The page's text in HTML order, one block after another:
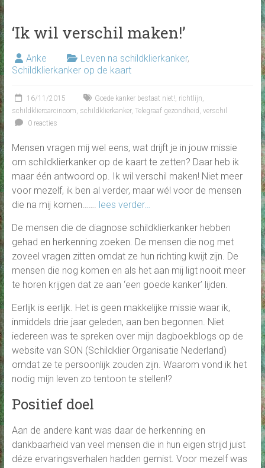
‘Ik wil verschil maken!’
Anke Leven na schildklierkanker,
Schildklierkanker op de kaart
16/11/2015 Goede kanker bestaat niet! richtlijn
schildkliercarcinoom schildklierkanker, Telegraaf gezondheid verschil
0 reacties
Mensen vragen mij wel eens, wat drijft je in jouw missie
om schildklierkanker op de kaart te zetten? Daar heb ik
maar één antwoord op. Ik wil verschil maken! Niet meer
voor mezelf, ik ben al verder, maar wél voor de mensen
die na mij komen……. lees verder…
De mensen die de diagnose schildklierkanker hebben
gehad en herkenning zoeken. De mensen die nog met
zoveel vragen zitten omdat ze hun richting kwijt zijn. De
mensen die nog komen en als het aan mij ligt nooit meer
te horen krijgen dat ze aan ‘een goede kanker’ lijden.
Eerlijk is eerlijk. Het is geen makkelijke missie waar ik,
inmiddels drie jaar geleden, aan ben begonnen. Niet
iedereen was te spreken over mijn dagboekblogs op de
website van SON (Schildklier Organisatie Nederland)
omdat ze te persoonlijk zouden zijn. Waarom vond ik het
nodig mijn leven zo tentoon te stellen!?
Positief doel
Aan de andere kant was daar de herkenning en
dankbaarheid van veel mensen die in hun eigen strijd juist
déze ervaringsverhalen hadden gemist. Voor mezelf was